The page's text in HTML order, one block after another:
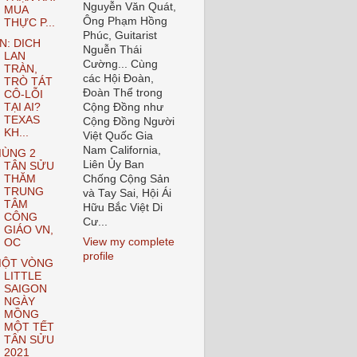
MUA
THỰC P...
DICH
LAN
TRÀN,
TRÒ TÁT
CÔ-LỖI
TẠI AI?
TEXAS
KH...
2
TÂN SỬU
THĂM
TRUNG
TÂM
CÔNG
GIÁO VN,
OC
VÒNG
LITTLE
SAIGON
NGÀY
MỒNG
MỘT TẾT
TÂN SỬU
2021
Nguyễn Văn Quát,
Ông Phạm Hồng
Phúc, Guitarist
Nguễn Thái
Cường... Cùng
các Hội Đoàn,
Đoàn Thể trong
Cộng Đồng như
Cộng Đồng Người
Việt Quốc Gia
Nam California,
Liên Ủy Ban
Chống Cộng Sản
và Tay Sai, Hội Ái
Hữu Bắc Việt Di
Cư...
View my complete
profile